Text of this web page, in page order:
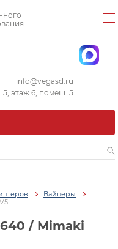
info@vegasd.ru
этаж 6, помещ. 5
Вайперы
/ Mimaki